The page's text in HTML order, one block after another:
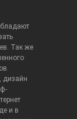
Так же
дизайн
и в